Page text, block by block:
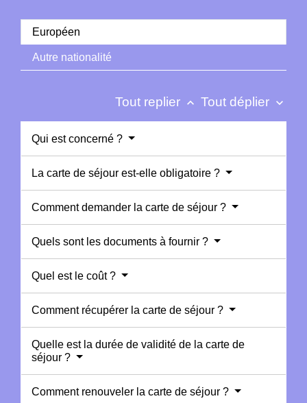
Européen
Autre nationalité
Tout replier keyboard_arrow_up Tout déplier keyboard_arrow_down
Qui est concerné ?
La carte de séjour est-elle obligatoire ?
Comment demander la carte de séjour ?
Quels sont les documents à fournir ?
Quel est le coût ?
Comment récupérer la carte de séjour ?
Quelle est la durée de validité de la carte de
séjour ?
Comment renouveler la carte de séjour ?